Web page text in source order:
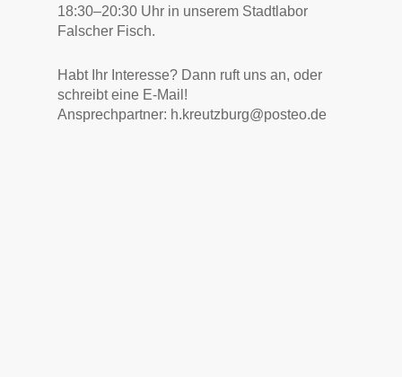
18:30–20:30 Uhr in unserem Stadtlabor
Falscher Fisch.
Habt Ihr Interesse? Dann ruft uns an, oder
schreibt eine E-Mail!
Ansprechpartner: h.kreutzburg@posteo.de